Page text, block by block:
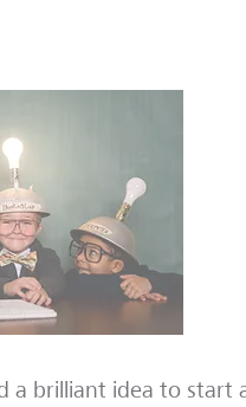
a brilliant idea to start